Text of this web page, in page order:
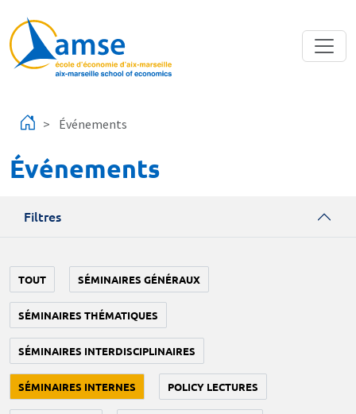
Événements
Événements
Filtres
TOUT SÉMINAIRES GÉNÉRAUX
SÉMINAIRES THÉMATIQUES
SÉMINAIRES INTERDISCIPLINAIRES
SÉMINAIRES INTERNES POLICY LECTURES